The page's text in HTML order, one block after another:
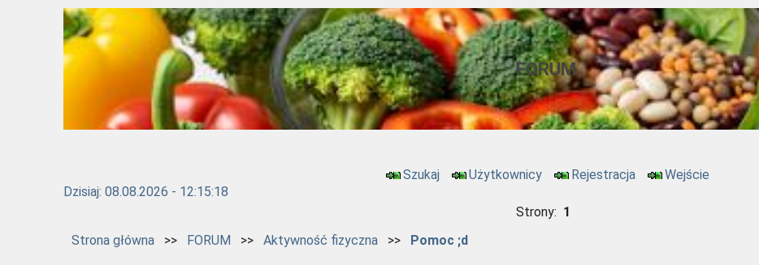
FORUM
Szukaj Użytkownicy Rejestracja
Wejście
Dzisiaj: 08.08.2026 - 12:15:18
Strony: 1
Strona główna
>> FORUM >> Aktywność fizyczna >> Pomoc ;d